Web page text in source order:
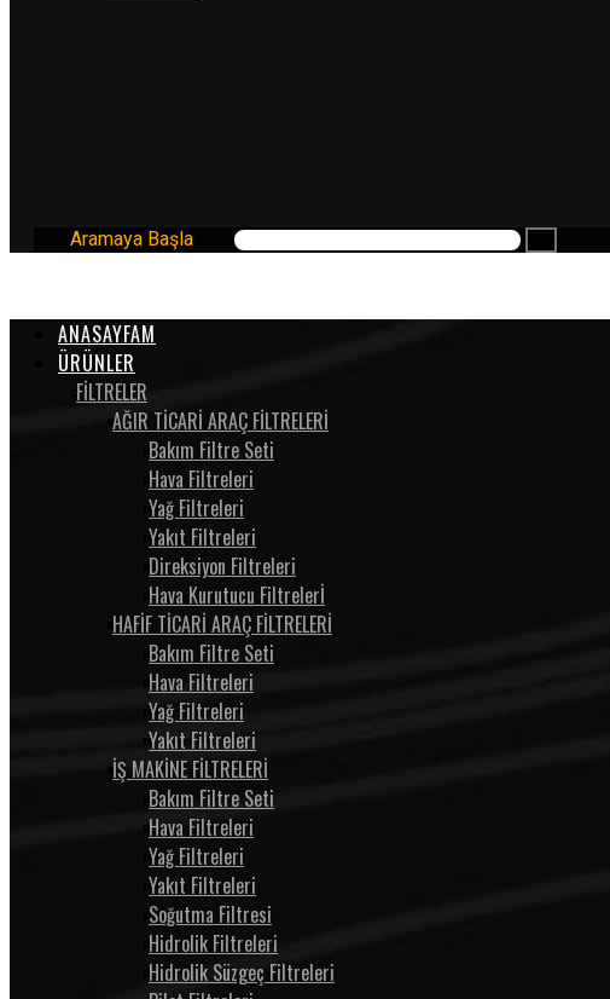
Aramaya Başla
ANASAYFAM
ÜRÜNLER
FİLTRELER
AĞIR TİCARİ ARAÇ FİLTRELERİ
Bakım Filtre Seti
Hava Filtreleri
Yağ Filtreleri
Yakıt Filtreleri
Direksiyon Filtreleri
Hava Kurutucu Filtrelerİ
HAFİF TİCARİ ARAÇ FİLTRELERİ
Bakım Filtre Seti
Hava Filtreleri
Yağ Filtreleri
Yakıt Filtreleri
İŞ MAKİNE FİLTRELERİ
Bakım Filtre Seti
Hava Filtreleri
Yağ Filtreleri
Yakıt Filtreleri
Soğutma Filtresi
Hidrolik Filtreleri
Hidrolik Süzgeç Filtreleri